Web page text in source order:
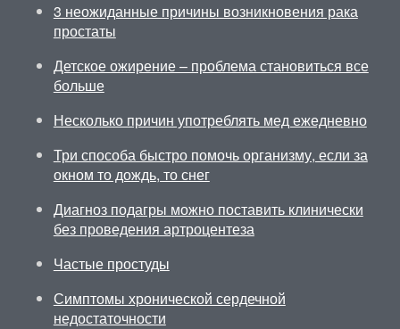
3 неожиданные причины возникновения рака
простаты
Детское ожирение – проблема становиться все
больше
Несколько причин употреблять мед ежедневно
Три способа быстро помочь организму, если за
окном то дождь, то снег
Диагноз подагры можно поставить клинически
без проведения артроцентеза
Частые простуды
Симптомы хронической сердечной
недостаточности